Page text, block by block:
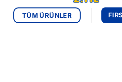
TÜM ÜRÜNLER